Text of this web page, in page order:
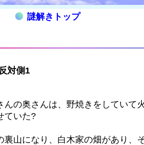
謎解きトップ
対側1
の奥さんは、野焼きをしていて
ていた?
山になり、白木家の畑があり、